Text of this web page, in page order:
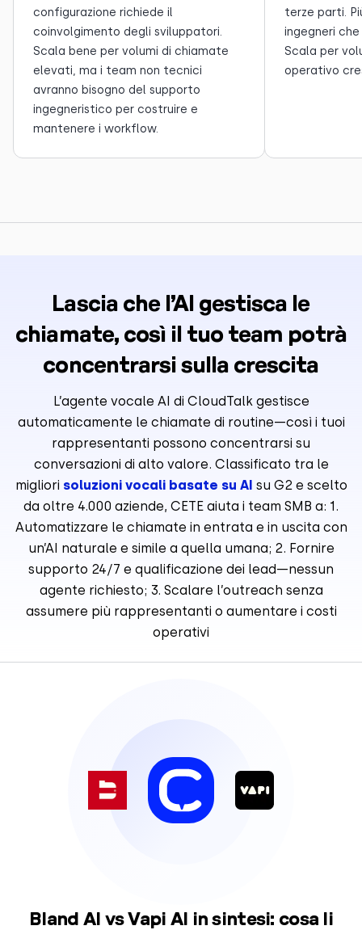
configurazione richiede il
coinvolgimento degli sviluppatori.
Scala bene per volumi di chiamate
elevati, ma i team non tecnici
avranno bisogno del supporto
ingegneristico per costruire e
mantenere i workflow.
terze parti.
ingegneri
Scala per
operativo
Lascia che l’AI gestisca le
chiamate, così il tuo team potrà
concentrarsi sulla crescita
L’agente vocale AI di CloudTalk gestisce
automaticamente le chiamate di routine—così i tuoi
rappresentanti possono concentrarsi su
conversazioni di alto valore. Classificato tra le
migliori soluzioni vocali basate su AI su G2 e scelto
da oltre 4.000 aziende, CETE aiuta i team SMB a: 1.
Automatizzare le chiamate in entrata e in uscita con
un’AI naturale e simile a quella umana; 2. Fornire
supporto 24/7 e qualificazione dei lead—nessun
agente richiesto; 3. Scalare l’outreach senza
assumere più rappresentanti o aumentare i costi
operativi
Bland AI vs Vapi AI in sintesi: cosa li